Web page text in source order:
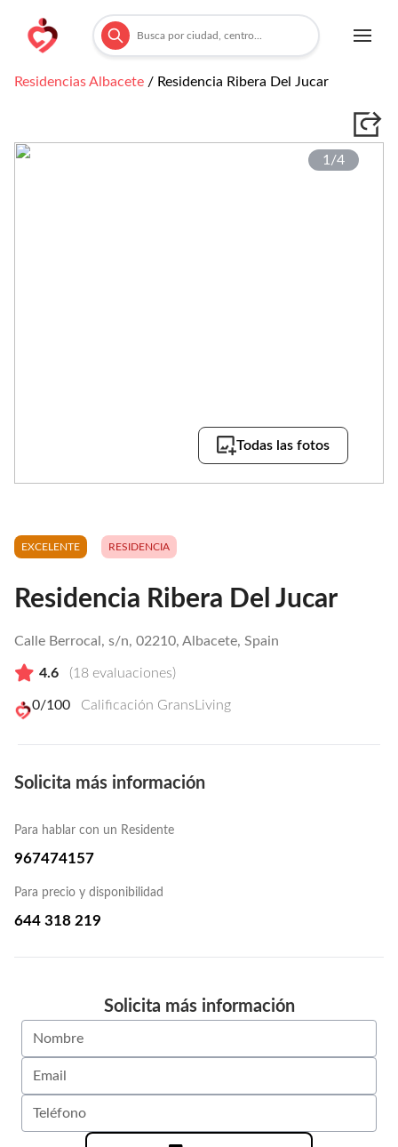
ResidenciasAlbacete / Residencia Ribera Del Jucar
1/4
Todas las fotos
EXCELENTE RESIDENCIA
Residencia Ribera Del Jucar
Calle Berrocal, s/n, 02210, Albacete, Spain
4.6 (18 evaluaciones)
0/100 Calificación GransLiving
Solicita más información
Para hablar con un Residente
967474157
Para precio y disponibilidad
644 318 219
Solicita más información